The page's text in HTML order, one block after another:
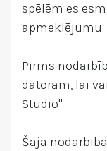
spēlēm es
apmeklējumu.
Pirms
datoram, lai
Studio"
Šajā